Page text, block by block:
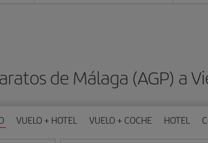
de Málaga (AGP) a
VUELO + HOTEL VUELO + COCHE HOTEL